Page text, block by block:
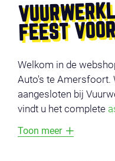
FEEST
Welkom in de
Auto's te Amersfoort.
aangesloten bij
vindt u het complete
verschillende
Toon meer